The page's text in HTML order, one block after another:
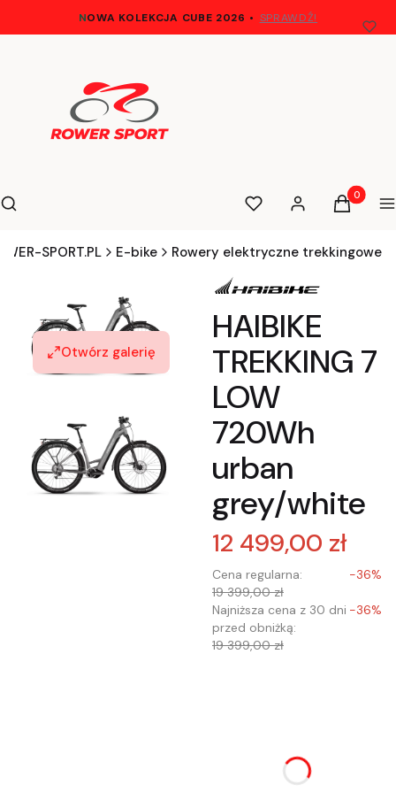
NOWA KOLEKCJA CUBE 2026 • SPRAWDŹ!
Otwórz wyszukiwarkę
Szukaj UlubioneZaloguj sięProdukty
Koszyk
SPORT.PL E-bike Rowery elektryczne trekkingowe
Otwórz galerię
HAIBIKE
TREKKING 7
LOW
720Wh
urban
grey/white
12 499,00 zł
Cena regularna:
19 399,00 zł
-36%
Najniższa cena z 30 dni
przed obniżką:
19 399,00 zł
-36%
mogą różnić się ceną